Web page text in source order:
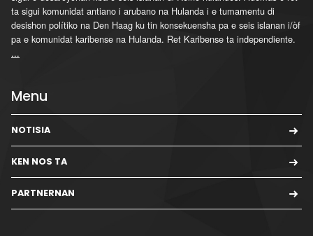
ta sigui komunidat antiano i arubano na Hulanda i e tumamentu di
desishon polítiko na Den Haag ku tin konsekuensha pa e seis islanan i/òf
pa e komunidat karibense na Hulanda. Ret Karibense ta independiente.
...
Menu
NOTISIA
KEN NOS TA
PARTNERNAN